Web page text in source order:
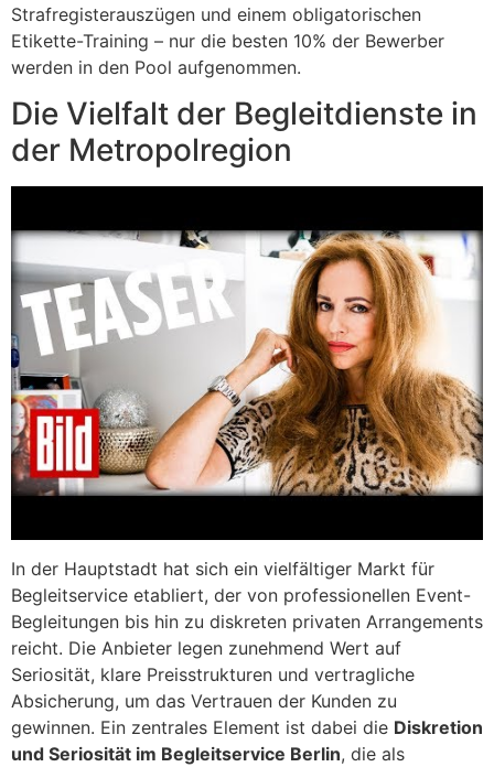
Strafregisterauszügen und einem obligatorischen
Etikette-Training – nur die besten 10% der Bewerber
werden in den Pool aufgenommen.
Die Vielfalt der Begleitdienste in
der Metropolregion
In der Hauptstadt hat sich ein vielfältiger Markt für
Begleitservice etabliert, der von professionellen Event-
Begleitungen bis hin zu diskreten privaten Arrangements
reicht. Die Anbieter legen zunehmend Wert auf
Seriosität, klare Preisstrukturen und vertragliche
Absicherung, um das Vertrauen der Kunden zu
gewinnen. Ein zentrales Element ist dabei die Diskretion
und Seriosität im Begleitservice Berlin, die als